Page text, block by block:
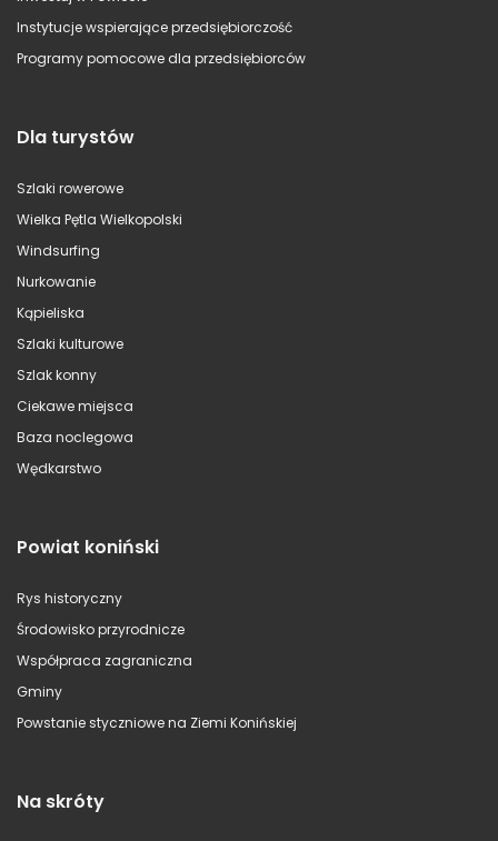
Instytucje wspierające przedsiębiorczość
Programy pomocowe dla przedsiębiorców
Dla turystów
Szlaki rowerowe
Wielka Pętla Wielkopolski
Windsurfing
Nurkowanie
Kąpieliska
Szlaki kulturowe
Szlak konny
Ciekawe miejsca
Baza noclegowa
Wędkarstwo
Powiat koniński
Rys historyczny
Środowisko przyrodnicze
Współpraca zagraniczna
Gminy
Powstanie styczniowe na Ziemi Konińskiej
Na skróty